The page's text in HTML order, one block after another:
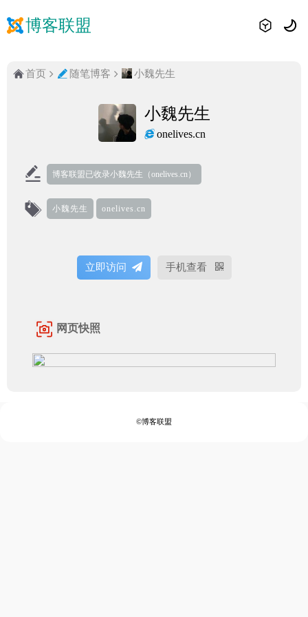
博客联盟
首页 随笔博客 小魏先生
小魏先生
onelives.cn
博客联盟已收录小魏先生（onelives.cn）
小魏先生 onelives.cn
立即访问 手机查看
网页快照
©博客联盟